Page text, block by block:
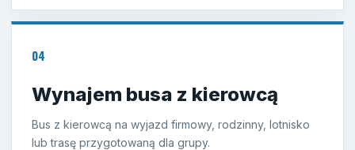
04
Wynajem busa z kierowcą
Bus z kierowcą na wyjazd firmowy, rodzinny, lotnisko
lub trasę przygotowaną dla grupy.